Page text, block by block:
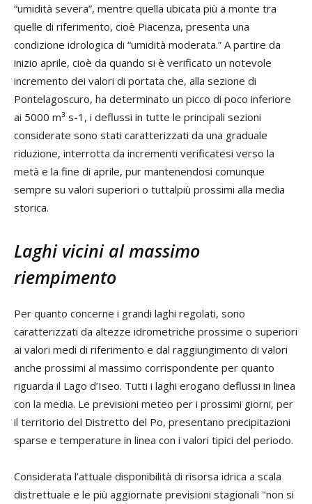
“umidità severa”, mentre quella ubicata più a monte tra
quelle di riferimento, cioè Piacenza, presenta una
condizione idrologica di “umidità moderata.” A partire da
inizio aprile, cioè da quando si è verificato un notevole
incremento dei valori di portata che, alla sezione di
Pontelagoscuro, ha determinato un picco di poco inferiore
ai 5000 m³ s-1, i deflussi in tutte le principali sezioni
considerate sono stati caratterizzati da una graduale
riduzione, interrotta da incrementi verificatesi verso la
metà e la fine di aprile, pur mantenendosi comunque
sempre su valori superiori o tuttalpiù prossimi alla media
storica.
Laghi vicini al massimo
riempimento
Per quanto concerne i grandi laghi regolati, sono
caratterizzati da altezze idrometriche prossime o superiori
ai valori medi di riferimento e dal raggiungimento di valori
anche prossimi al massimo corrispondente per quanto
riguarda il Lago d’Iseo. Tutti i laghi erogano deflussi in linea
con la media. Le previsioni meteo per i prossimi giorni, per
il territorio del Distretto del Po, presentano precipitazioni
sparse e temperature in linea con i valori tipici del periodo.
Considerata l’attuale disponibilità di risorsa idrica a scala
distrettuale e le più aggiornate previsioni stagionali "non si